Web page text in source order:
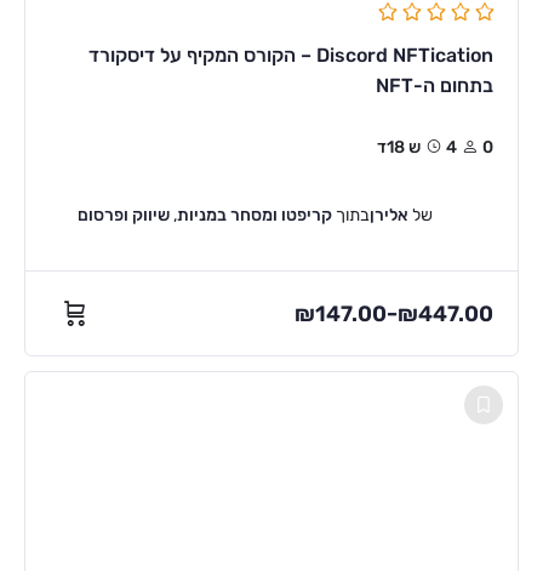
Discord NFTication – הקורס המקיף על דיסקורד
בתחום ה-NFT
0 4ש 18ד
של אלירןבתוך קריפטו ומסחר במניות, שיווק ופרסום
₪147.00–₪447.00